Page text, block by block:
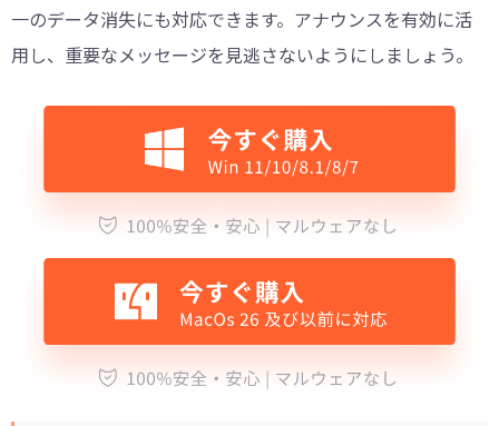
一のデータ消失にも対応できます。アナウンスを有効に活
用し、重要なメッセージを見逃さないようにしましょう。